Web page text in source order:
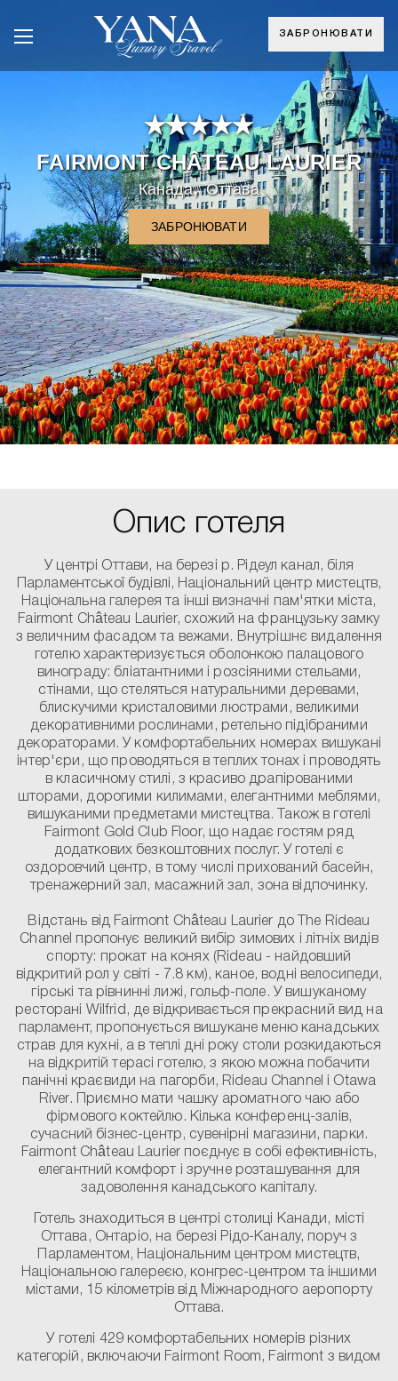
ЗАБРОНЮВАТИ
°
FAIRMONT CHÂTEAU LAURIER
Канада,Оттава
ЗАБРОНЮВАТИ
Опис готеля
У центрі Оттави, на березі р. Рідеул канал, біля
Парламентської будівлі, Національний центр мистецтв,
Національна галерея та інші визначні пам'ятки міста,
Fairmont Château Laurier, схожий на французьку замку
з величним фасадом та вежами. Внутрішнє видалення
готелю характеризується оболонкою палацового
винограду: бліатантними і розсіяними стельами,
стінами, що стеляться натуральними деревами,
блискучими кристаловими люстрами, великими
декоративними рослинами, ретельно підібраними
декораторами. У комфортабельних номерах вишукані
інтер'єри, що проводяться в теплих тонах і проводять
в класичному стилі, з красиво драпірованими
шторами, дорогими килимами, елегантними меблями,
вишуканими предметами мистецтва. Також в готелі
Fairmont Gold Club Floor, що надає гостям ряд
додаткових безкоштовних послуг. У готелі є
оздоровчий центр, в тому числі прихований басейн,
тренажерний зал, масажний зал, зона відпочинку.
Відстань від Fairmont Château Laurier до The Rideau
Channel пропонує великий вибір зимових і літніх видів
спорту: прокат на конях (Rideau - найдовший
відкритий рол у світі - 7.8 км), каное, водні велосипеди,
гірські та рівнинні лижі, гольф-поле. У вишуканому
ресторані Wilfrid, де відкривається прекрасний вид на
парламент, пропонується вишукане меню канадських
страв для кухні, а в теплі дні року столи розкидаються
на відкритій терасі готелю, з якою можна побачити
панічні краєвиди на пагорби, Rideau Channel і Otawa
River. Приємно мати чашку ароматного чаю або
фірмового коктейлю. Кілька конференц-залів,
сучасний бізнес-центр, сувенірні магазини, парки.
Fairmont Château Laurier поєднує в собі ефективність,
елегантний комфорт і зручне розташування для
задоволення канадського капіталу.
Готель знаходиться в центрі столиці Канади, місті
Оттава, Онтаріо, на березі Рідо-Каналу, поруч з
Парламентом, Національним центром мистецтв,
Національною галереєю, конгрес-центром та іншими
містами, 15 кілометрів від Міжнародного аеропорту
Оттава.
У готелі 429 комфортабельних номерів різних
категорій, включаючи Fairmont Room, Fairmont з видом